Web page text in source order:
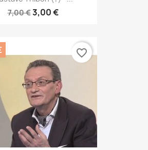
7,00 €3,00 €
favorite_border